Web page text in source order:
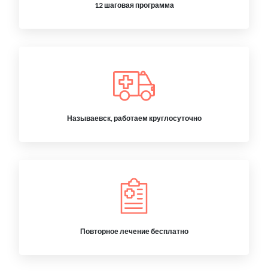
12 шаговая программа
Называевск, работаем круглосуточно
Повторное лечение бесплатно